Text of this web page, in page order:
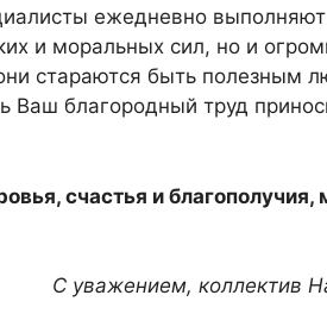
ежедневно выполняют
и моральных сил, но и
стараются быть
благородный труд
счастья и благополучия,
С уважением, коллектив